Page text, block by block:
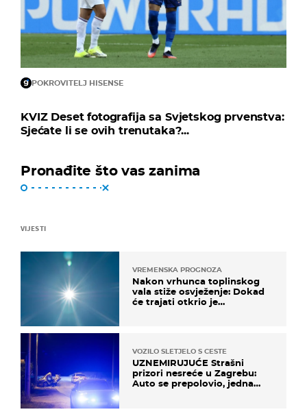
POKROVITELJ HISENSE
KVIZ Deset fotografija sa Svjetskog prvenstva:
Sjećate li se ovih trenutaka?...
Pronađite što vas zanima
VIJESTI
VREMENSKA PROGNOZA
Nakon vrhunca toplinskog
vala stiže osvježenje: Dokad
će trajati otkrio je
VOZILO SLETJELO S CESTE
UZNEMIRUJUĆE Strašni
prizori nesreće u Zagrebu:
Auto se prepolovio, jedna